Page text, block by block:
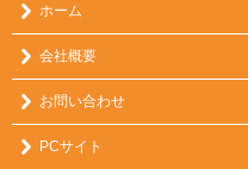
ホーム
会社概要
お問い合わせ
PCサイト